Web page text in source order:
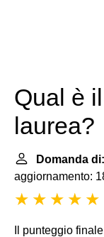
Qual è
laurea?
Domanda
aggiornamento:
Il punteggio